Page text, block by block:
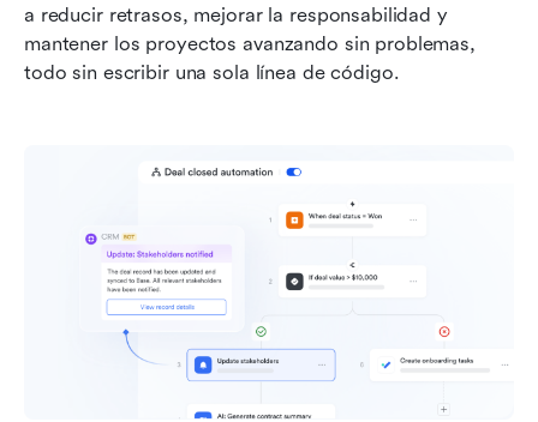
a reducir retrasos, mejorar la responsabilidad y
mantener los proyectos avanzando sin problemas,
todo sin escribir una sola línea de código.